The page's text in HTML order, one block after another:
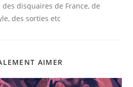
disquaires de France, de
des sorties etc
AIMER